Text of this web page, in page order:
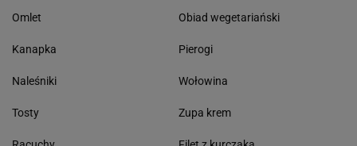
Omlet
Kanapka
Naleśniki
Tosty
Obiad wegetariański
Pierogi
Wołowina
Zupa krem